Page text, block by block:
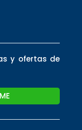
y ofertas de